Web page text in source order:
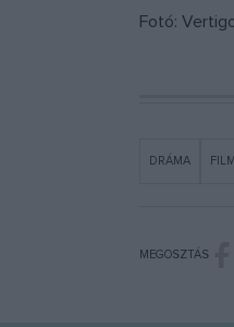
Fotó:
DRÁMA FILM
MEGOSZTÁS